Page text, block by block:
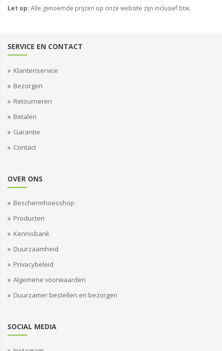
Let op: Alle genoemde prijzen op onze website zijn inclusief btw.
SERVICE EN CONTACT
Klantenservice
Bezorgen
Retourneren
Betalen
Garantie
Contact
OVER ONS
Beschermhoesshop
Producten
Kennisbank
Duurzaamheid
Privacybeleid
Algemene voorwaarden
Duurzamer bestellen en bezorgen
SOCIAL MEDIA